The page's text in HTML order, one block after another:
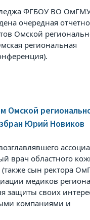
ФГБОУ ВО
очередная
Омской
региональная
Омской
Юрий Новиков
врач областного
(также сын ректора
медиков
защиты своих
компаниями и